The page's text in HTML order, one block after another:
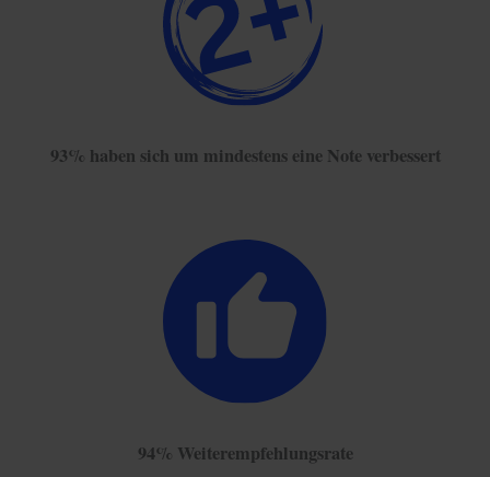
93% haben sich um mindestens eine Note verbessert
94% Weiterempfehlungsrate